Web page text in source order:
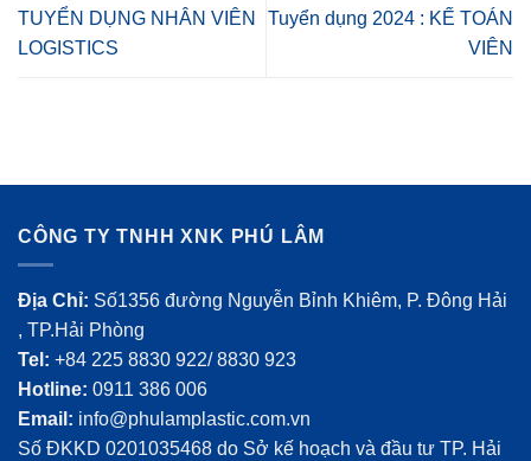
TUYỂN DỤNG NHÂN VIÊN
LOGISTICS
Tuyển dụng 2024 : KẾ TOÁN
VIÊN
CÔNG TY TNHH XNK PHÚ LÂM
Địa Chỉ: Số1356 đường Nguyễn Bỉnh Khiêm, P. Đông Hải
, TP.Hải Phòng
Tel: +84 225 8830 922/ 8830 923
Hotline: 0911 386 006
Email: info@phulamplastic.com.vn
Số ĐKKD 0201035468 do Sở kế hoạch và đầu tư TP. Hải